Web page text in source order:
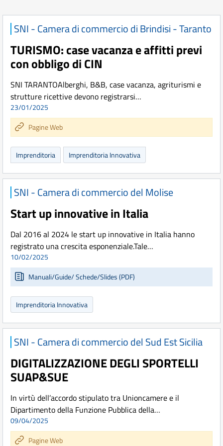
SNI - Camera di commercio di Brindisi - Taranto
TURISMO: case vacanza e affitti previ
con obbligo di CIN
SNI TARANTOAlberghi, B&B, case vacanza, agriturismi e
strutture ricettive devono registrarsi…
23/01/2025
Pagine Web
Imprenditoria Imprenditoria Innovativa
SNI - Camera di commercio del Molise
Start up innovative in Italia
Dal 2016 al 2024 le start up innovative in Italia hanno
registrato una crescita esponenziale.Tale…
10/02/2025
Manuali/Guide/ Schede/Slides (PDF)
Imprenditoria Innovativa
SNI - Camera di commercio del Sud Est Sicilia
DIGITALIZZAZIONE DEGLI SPORTELLI
SUAP&SUE
In virtù dell’accordo stipulato tra Unioncamere e il
Dipartimento della Funzione Pubblica della…
09/04/2025
Pagine Web